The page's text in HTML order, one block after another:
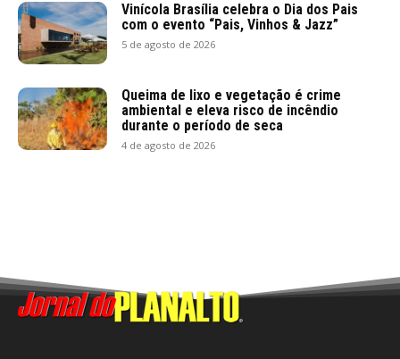
Vinícola Brasília celebra o Dia dos Pais
com o evento “Pais, Vinhos & Jazz”
5 de agosto de 2026
Queima de lixo e vegetação é crime
ambiental e eleva risco de incêndio
durante o período de seca
4 de agosto de 2026